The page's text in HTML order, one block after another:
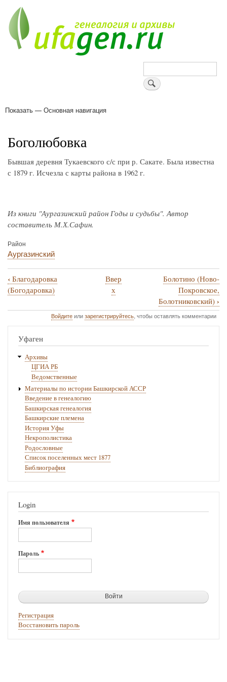
основному
содержанию
Поиск
Основная
Показать — Основная навигация
Боголюбовка
Бывшая деревня Тукаевского с/с при р. Сакате. Была известна
с 1879 г. Исчезла с карты района в 1962 г.
Из книги "Аургазинский район Годы и судьбы". Автор
составитель М.Х.Сафин.
Район
Аургазинский
Перекрёстные
для
Боголюбовка
‹ Благодаровка
(Богодаровка)
Ввер
х
Болотино (Ново-
Покровское,
Болотниковский) ›
Войдитеилизарегистрируйтесь, чтобы оставлять комментарии
Уфаген
Архивы
ЦГИА РБ
Ведомственные
Материалы по истории Башкирской АССР
Введение в генеалогию
Башкирская генеалогия
Башкирские племена
История Уфы
Некрополистика
Родословные
Список поселенных мест 1877
Библиография
Login
Имя пользователя
Пароль
Регистрация
Восстановить пароль